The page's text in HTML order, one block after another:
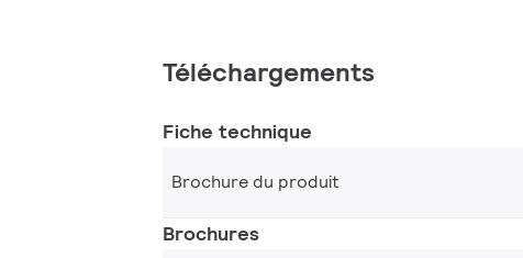
Téléchargements
Fiche technique
Brochure du produit
Brochures